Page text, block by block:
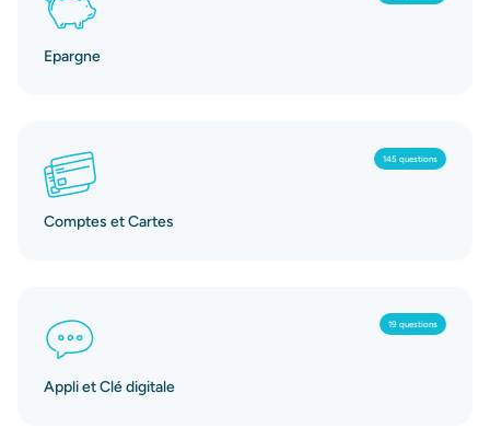
Epargne
145 questions
Comptes et Cartes
19 questions
Appli et Clé digitale